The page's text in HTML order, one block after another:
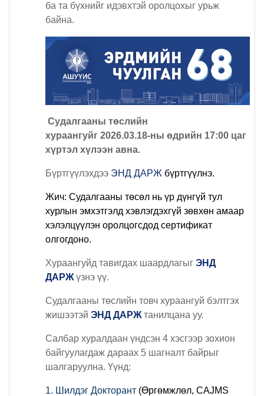
ба та бүхнийг идэвхтэй оролцохыг урьж
байна.
Судалгааны төслийн
хураангуйг 2026.03.18-ны өдрийн 17:00 цаг
хүртэл хүлээн авна.
Бүртгүүлэхдээ ЭНД ДАРЖ бүртгүүлнэ.
Жич: Судалгааны төсөл нь үр дүнгүй тул
хурлын эмхэтгэлд хэвлэгдэхгүй зөвхөн амаар
хэлэлцүүлэн оролцогсдод сертификат
олгогдоно.
Хураангуйд тавигдах шаардлагыг ЭНД
ДАРЖ үзнэ үү.
Судалгааны төслийн товч хураангуй бэлтгэх
жишээтэй ЭНД ДАРЖ танилцана уу.
Салбар хуралдаан үндсэн 4 хэсгээр зохион
байгуулагдаж дараах 5 шагналт байрыг
шалгаруулна. Үүнд:
1. Шилдэг Докторант (Өргөмжлөл, CAJMS